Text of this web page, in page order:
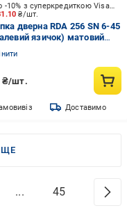
₴/шт.
До -10% з суперкредиткою Visa Вигода
дверна RDA 256 SN 6-45
язичок) матовий
₴/шт.
Доставимо
ЩЕ
... 45